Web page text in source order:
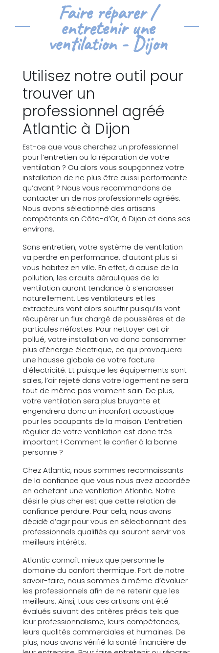
Faire réparer /
entretenir une
ventilation - Dijon
Utilisez notre outil pour
trouver un
professionnel agréé
Atlantic à Dijon
Est-ce que vous cherchez un professionnel
pour l’entretien ou la réparation de votre
ventilation ? Ou alors vous soupçonnez votre
installation de ne plus être aussi performante
qu’avant ? Nous vous recommandons de
contacter un de nos professionnels agréés.
Nous avons sélectionné des artisans
compétents en Côte-d’Or, à Dijon et dans ses
environs.
Sans entretien, votre système de ventilation
va perdre en performance, d’autant plus si
vous habitez en ville. En effet, à cause de la
pollution, les circuits aérauliques de la
ventilation auront tendance à s’encrasser
naturellement. Les ventilateurs et les
extracteurs vont alors souffrir puisqu’ils vont
récupérer un flux chargé de poussières et de
particules néfastes. Pour nettoyer cet air
pollué, votre installation va donc consommer
plus d’énergie électrique, ce qui provoquera
une hausse globale de votre facture
d’électricité. Et puisque les équipements sont
sales, l’air rejeté dans votre logement ne sera
tout de même pas vraiment sain. De plus,
votre ventilation sera plus bruyante et
engendrera donc un inconfort acoustique
pour les occupants de la maison. L’entretien
régulier de votre ventilation est donc très
important ! Comment le confier à la bonne
personne ?
Chez Atlantic, nous sommes reconnaissants
de la confiance que vous nous avez accordée
en achetant une ventilation Atlantic. Notre
désir le plus cher est que cette relation de
confiance perdure. Pour cela, nous avons
décidé d’agir pour vous en sélectionnant des
professionnels qualifiés qui sauront servir vos
meilleurs intérêts.
Atlantic connaît mieux que personne le
domaine du confort thermique. Fort de notre
savoir-faire, nous sommes à même d’évaluer
les professionnels afin de ne retenir que les
meilleurs. Ainsi, tous ces artisans ont été
évalués suivant des critères précis tels que
leur professionnalisme, leurs compétences,
leurs qualités commerciales et humaines. De
plus, nous avons vérifié la santé financière de